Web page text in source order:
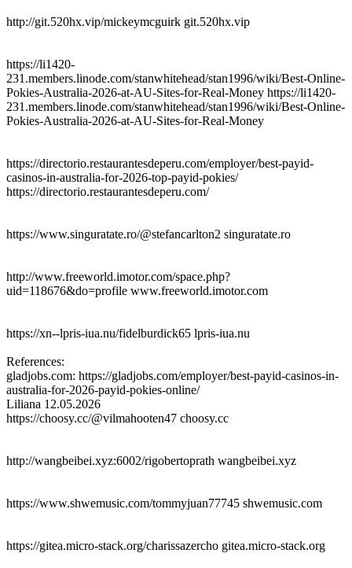
http://git.520hx.vip/mickeymcguirk git.520hx.vip
https://li1420-
231.members.linode.com/stanwhitehead/stan1996/wiki/Best-Online-
Pokies-Australia-2026-at-AU-Sites-for-Real-Money https://li1420-
231.members.linode.com/stanwhitehead/stan1996/wiki/Best-Online-
Pokies-Australia-2026-at-AU-Sites-for-Real-Money
https://directorio.restaurantesdeperu.com/employer/best-payid-
casinos-in-australia-for-2026-top-payid-pokies/
https://directorio.restaurantesdeperu.com/
https://www.singuratate.ro/@stefancarlton2 singuratate.ro
http://www.freeworld.imotor.com/space.php?
uid=118676&do=profile www.freeworld.imotor.com
https://xn--lpris-iua.nu/fidelburdick65 lpris-iua.nu
References:
gladjobs.com: https://gladjobs.com/employer/best-payid-casinos-in-
australia-for-2026-payid-pokies-online/
Liliana 12.05.2026
https://choosy.cc/@vilmahooten47 choosy.cc
http://wangbeibei.xyz:6002/rigobertoprath wangbeibei.xyz
https://www.shwemusic.com/tommyjuan77745 shwemusic.com
https://gitea.micro-stack.org/charissazercho gitea.micro-stack.org